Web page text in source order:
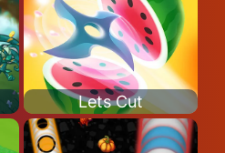
Lets Cut